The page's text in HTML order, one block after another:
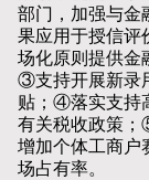
部门，加强与金
果应用于授信评
场化原则提供金
③支持开展新录
贴；④落实支持
有关税收政策；
增加个体工商户
场占有率。